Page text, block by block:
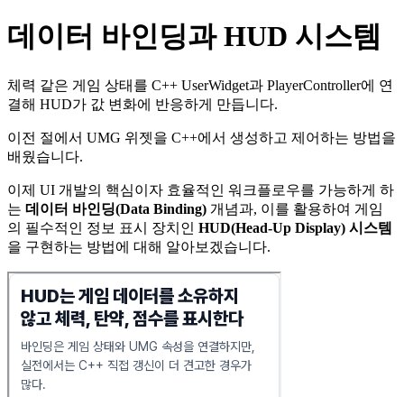
데이터 바인딩과 HUD 시스템
체력 같은 게임 상태를 C++ UserWidget과 PlayerController에 연
결해 HUD가 값 변화에 반응하게 만듭니다.
이전 절에서 UMG 위젯을 C++에서 생성하고 제어하는 방법을
배웠습니다.
이제 UI 개발의 핵심이자 효율적인 워크플로우를 가능하게 하
는 데이터 바인딩(Data Binding) 개념과, 이를 활용하여 게임
의 필수적인 정보 표시 장치인 HUD(Head-Up Display) 시스템
을 구현하는 방법에 대해 알아보겠습니다.